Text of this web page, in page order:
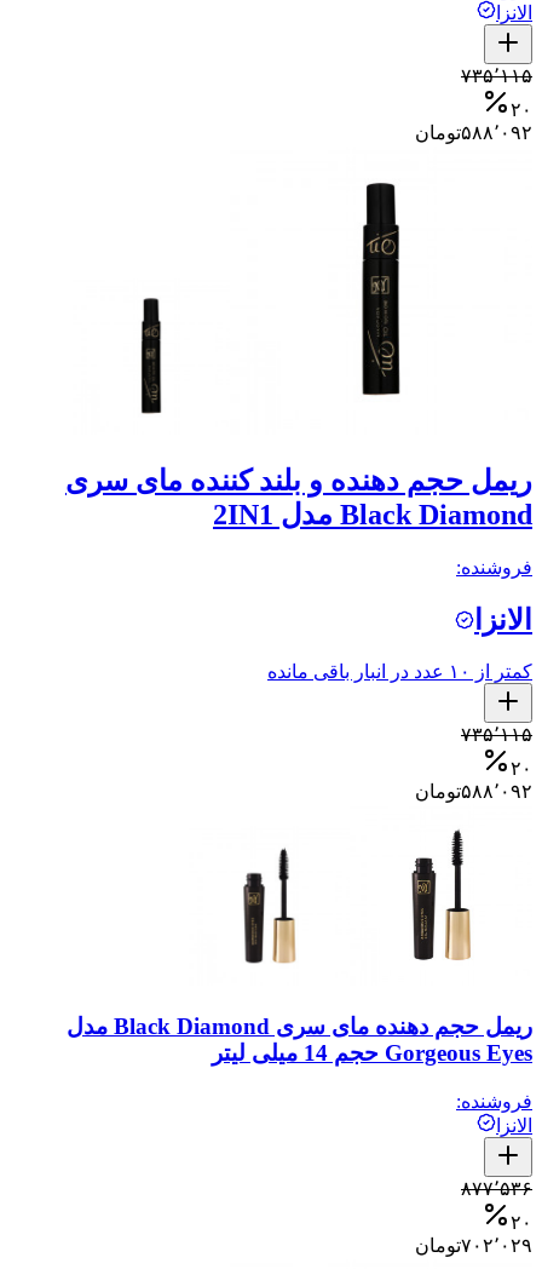
الانزا
۷۳۵٬۱۱۵
۲۰
۵۸۸٬۰۹۲تومان
ریمل حجم دهنده و بلند کننده مای سری
Black Diamond مدل 2IN1
فروشنده:
الانزا
کمتر از ۱۰ عدد در انبار باقی مانده
۷۳۵٬۱۱۵
۲۰
۵۸۸٬۰۹۲تومان
ریمل حجم دهنده مای سری Black Diamond مدل
Gorgeous Eyes حجم 14 میلی لیتر
فروشنده:
الانزا
۸۷۷٬۵۳۶
۲۰
۷۰۲٬۰۲۹تومان